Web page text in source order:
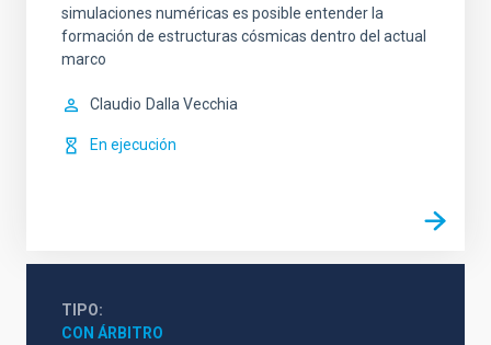
simulaciones numéricas es posible entender la
formación de estructuras cósmicas dentro del actual
marco
Claudio Dalla Vecchia
En ejecución
TIPO
CON ÁRBITRO